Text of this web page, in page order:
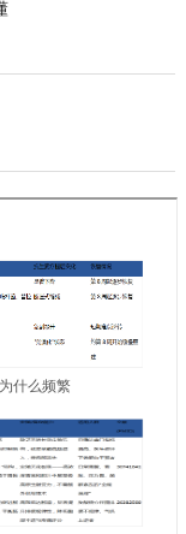
什么频繁
西药治标
试试
忧益生菌